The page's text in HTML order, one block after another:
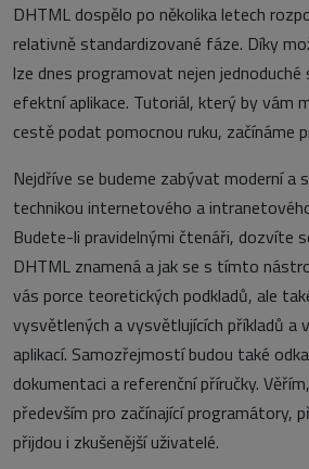
DHTML dospělo po několika letech
relativně standardizované fáze. Díky
lze dnes programovat nejen
efektní aplikace. Tutoriál, který by vám
cestě podat pomocnou ruku, začínáme
Nejdříve se budeme zabývat moderní a
technikou internetového a
Budete-li pravidelnými čtenáři, dozvíte
DHTML znamená a jak se s tímto
vás porce teoretických podkladů, ale
vysvětlených a vysvětlujících příkladů a
aplikací. Samozřejmostí budou také
dokumentaci a referenční příručky.
především pro začínající programátory,
přijdou i zkušenější uživatelé.